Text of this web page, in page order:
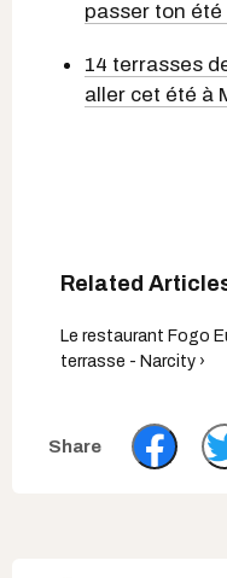
passer ton été
14 terrasses
aller cet été à
Le restaurant Fogo
terrasse - Narcity ›